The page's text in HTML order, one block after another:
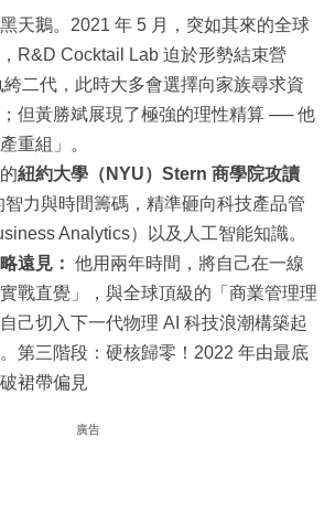
天鵝。2021 年 5 月，突如其來的全球
R&D Cocktail Lab 迫於形勢結束營
二代，此時大多會選擇向家族尋求資
但黃勝斌展現了極強的理性精算 ── 他
重組」。
紐約大學（NYU）Stern 商學院攻讀
智力與時間籌碼，精準砸向科技產品管
Analytics）以及人工智能知識。
遠見： 他用兩年時間，將自己在一線
戰直覺」，與全球頂級的「商業管理理
己切入下一代物理 AI 科技浪潮構築起
第三階段：硬核歸零！2022 年由最底
裙帶偏見
廣告